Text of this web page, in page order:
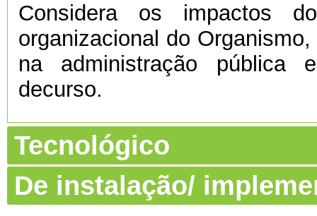
Considera os impactos
organizacional do
na administração pública
decurso.
Tecnológico
De instalação/